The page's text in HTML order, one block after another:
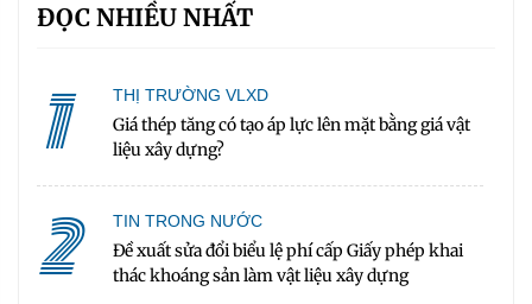
ĐỌC NHIỀU NHẤT
1 THỊ TRƯỜNG VLXD
Giá thép tăng có tạo áp lực lên mặt bằng giá vật
liệu xây dựng?
2 TIN TRONG NƯỚC
Đề xuất sửa đổi biểu lệ phí cấp Giấy phép khai
thác khoáng sản làm vật liệu xây dựng